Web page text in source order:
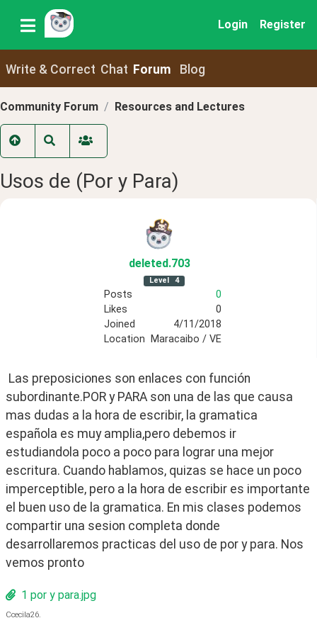
Login Register
Write & Correct Chat Forum Blog
Community Forum Resources and Lectures
Usos de (Por y Para)
deleted.703
Level 4
Posts
0
Likes
0
Joined
4/11/2018
Location
Maracaibo / VE
Las preposiciones son enlaces con función
subordinante.POR y PARA son una de las que causa
mas dudas a la hora de escribir, la gramatica
española es muy amplia,pero debemos ir
estudiandola poco a poco para lograr una mejor
escritura. Cuando hablamos, quizas se hace un poco
imperceptible, pero a la hora de escribir es importante
el buen uso de la gramatica. En mis clases podemos
compartir una sesion completa donde
desarrollaremos practicas del uso de por y para. Nos
vemos pronto
1 por y para.jpg
Ccecila26.